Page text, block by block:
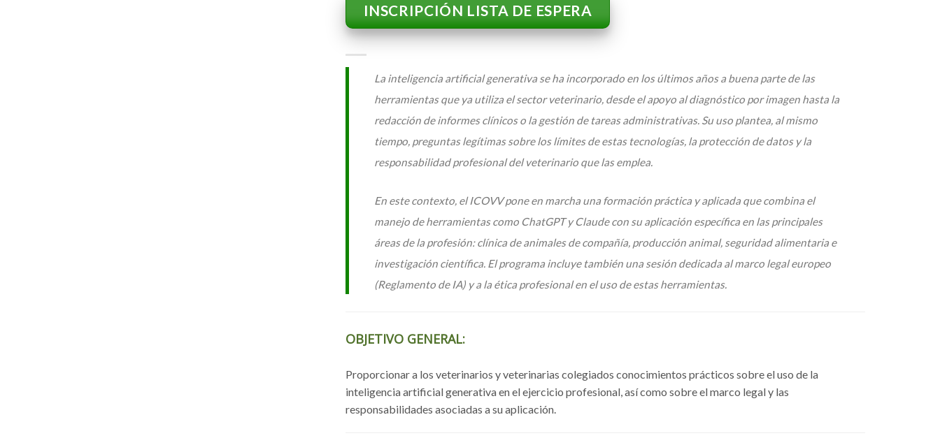
INSCRIPCIÓN LISTA DE ESPERA
La inteligencia artificial generativa se ha incorporado en los últimos años a buena parte de las
herramientas que ya utiliza el sector veterinario, desde el apoyo al diagnóstico por imagen hasta la
redacción de informes clínicos o la gestión de tareas administrativas. Su uso plantea, al mismo
tiempo, preguntas legítimas sobre los límites de estas tecnologías, la protección de datos y la
responsabilidad profesional del veterinario que las emplea.
En este contexto, el ICOVV pone en marcha una formación práctica y aplicada que combina el
manejo de herramientas como ChatGPT y Claude con su aplicación específica en las principales
áreas de la profesión: clínica de animales de compañía, producción animal, seguridad alimentaria e
investigación científica. El programa incluye también una sesión dedicada al marco legal europeo
(Reglamento de IA) y a la ética profesional en el uso de estas herramientas.
OBJETIVO GENERAL:
Proporcionar a los veterinarios y veterinarias colegiados conocimientos prácticos sobre el uso de la
inteligencia artificial generativa en el ejercicio profesional, así como sobre el marco legal y las
responsabilidades asociadas a su aplicación.